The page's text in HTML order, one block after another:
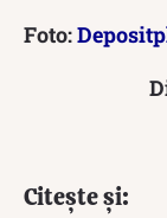
Foto:
Citește și: